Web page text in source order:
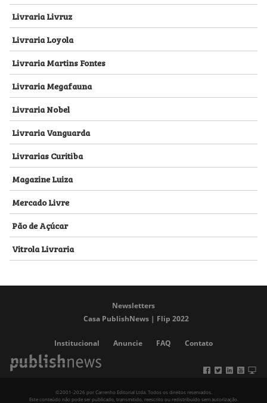
Livraria Livruz
Livraria Loyola
Livraria Martins Fontes
Livraria Megafauna
Livraria Nobel
Livraria Vanguarda
Livrarias Curitiba
Magazine Luiza
Mercado Livre
Pão de Açúcar
Vitrola Livraria
Newsletters
Casa PublishNews | Flip 2022
Institucional Anuncie FAQ Contato
©2001-2026 por Carrenho Editorial Ltda. Todos os direitos reservados.
Este conteúdo não pode ser publicado, transmitido, reescrito ou redistribuído sem autorização.